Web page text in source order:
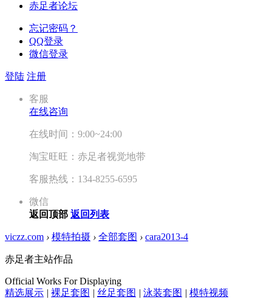
赤足者论坛
忘记密码？
QQ登录
微信登录
登陆 注册
客服
在线咨询
在线时间：9:00~24:00
淘宝旺旺：赤足者视觉地带
客服热线：134-8255-6595
微信
返回顶部 返回列表
viczz.com › 模特拍摄 › 全部套图 › cara2013-4
赤足者主站作品
Official Works For Displaying
精选展示 | 裸足套图 | 丝足套图 | 泳装套图 | 模特视频